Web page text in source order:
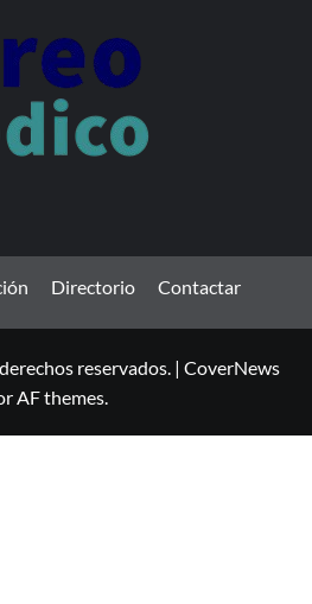
Directorio Contactar
reservados. | CoverNews
AF themes.